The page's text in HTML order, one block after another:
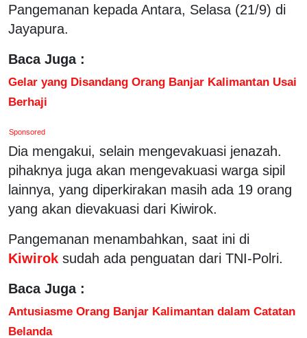
Pangemanan kepada Antara, Selasa (21/9) di
Jayapura.
Baca Juga :
Gelar yang Disandang Orang Banjar Kalimantan Usai
Berhaji
Sponsored
Dia mengakui, selain mengevakuasi jenazah.
pihaknya juga akan mengevakuasi warga sipil
lainnya, yang diperkirakan masih ada 19 orang
yang akan dievakuasi dari Kiwirok.
Pangemanan menambahkan, saat ini di
Kiwirok sudah ada penguatan dari TNI-Polri.
Baca Juga :
Antusiasme Orang Banjar Kalimantan dalam Catatan
Belanda